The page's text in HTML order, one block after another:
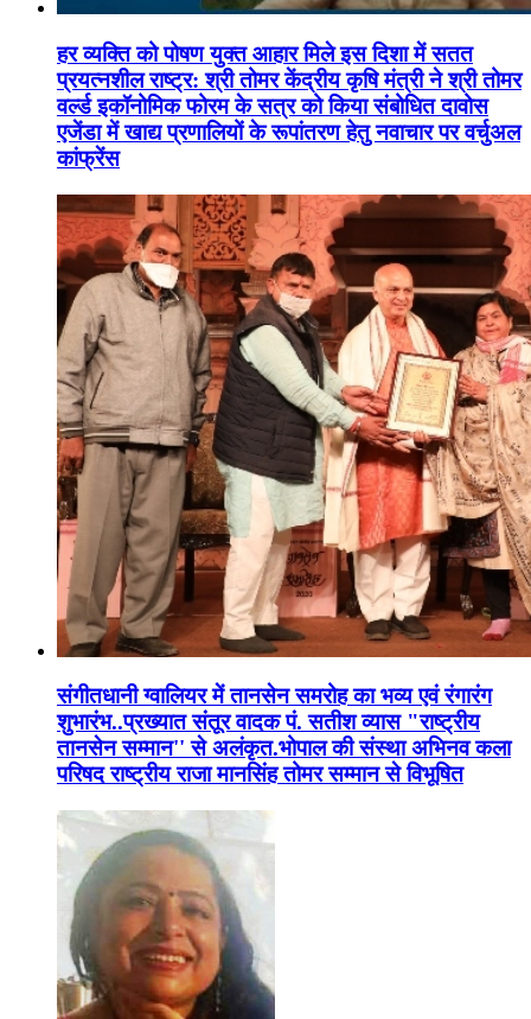
हर व्यक्ति को पोषण युक्त आहार मिले इस दिशा में सतत
प्रयत्नशील राष्ट्र: श्री तोमर केंद्रीय कृषि मंत्री ने श्री तोमर
वर्ल्ड इकॉनोमिक फोरम के सत्र को किया संबोधित दावोस
एजेंडा में खाद्य प्रणालियों के रूपांतरण हेतु नवाचार पर वर्चुअल
कांफ्रेंस
संगीतधानी ग्वालियर में तानसेन समरोह का भव्य एवं रंगारंग
शुभारंभ..प्रख्यात संतूर वादक पं. सतीश व्यास "राष्ट्रीय
तानसेन सम्मान'' से अलंकृत.भोपाल की संस्था अभिनव कला
परिषद राष्ट्रीय राजा मानसिंह तोमर सम्मान से विभूषित